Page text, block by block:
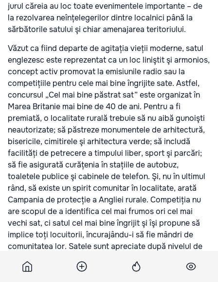
jurul căreia au loc toate evenimentele importante – de
la rezolvarea neînțelegerilor dintre localnici până la
sărbătorile satului şi chiar amenajarea teritoriului.
Văzut ca fiind departe de agitația vieții moderne, satul
englezesc este reprezentat ca un loc liniştit şi armonios,
concept activ promovat la emisiunile radio sau la
competițiile pentru cele mai bine îngrijite sate. Astfel,
concursul „Cel mai bine păstrat sat” este organizat în
Marea Britanie mai bine de 40 de ani. Pentru a fi
premiată, o localitate rurală trebuie să nu aibă gunoişti
neautorizate; să păstreze monumentele de arhitectură,
bisericile, cimitirele şi arhitectura verde; să includă
facilități de petrecere a timpului liber, sport şi parcări;
să fie asigurată curățenia în stațiile de autobuz,
toaletele publice şi cabinele de telefon. Şi, nu în ultimul
rând, să existe un spirit comunitar în localitate, arată
Campania de protecție a Angliei rurale. Competiția nu
are scopul de a identifica cel mai frumos ori cel mai
vechi sat, ci satul cel mai bine îngrijit şi îşi propune să
implice toți locuitorii, încurajându-i să fie mândri de
comunitatea lor. Satele sunt apreciate după nivelul de
asupra mediului. Localitățile câştigătoare primesc